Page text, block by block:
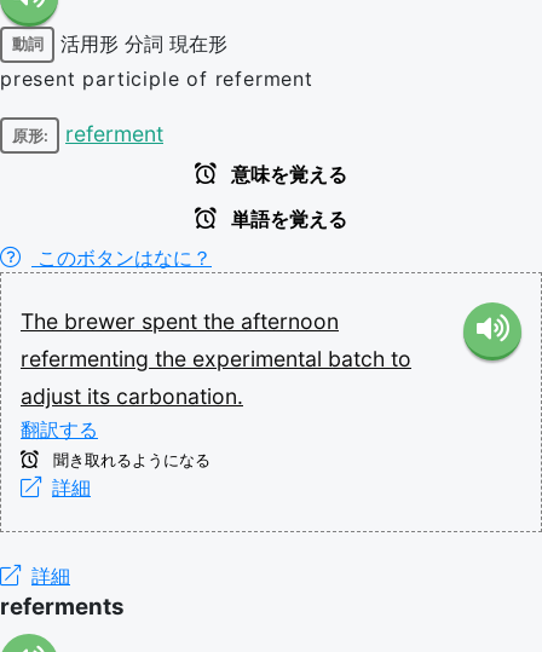
動詞 活用形 分詞 現在形
present participle of referment
原形: referment
意味を覚える
単語を覚える
このボタンはなに？
The brewer spent the afternoon
refermenting the experimental batch to
adjust its carbonation.
翻訳する
聞き取れるようになる
詳細
詳細
referments